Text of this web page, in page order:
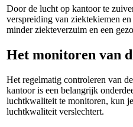
Door de lucht op kantoor te
verspreiding van ziektekiemen
minder ziekteverzuim en een
Het monitoren van
Het regelmatig controleren van
kantoor is een belangrijk
luchtkwaliteit te monitoren, kun
luchtkwaliteit verslechtert.